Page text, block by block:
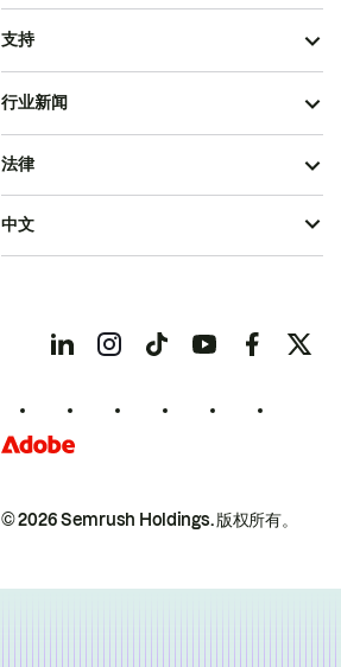
支持
行业新闻
© 2026 Semrush Holdings.版权所有。
法律
中文